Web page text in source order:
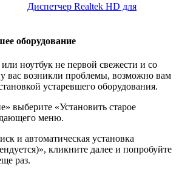
Диспетчер Realtek HD для
оборудование
ноутбук не первой свежести и со
вас возникли проблемы, возможно вам
устаревшего оборудования.
выберите «Установить старое
меню.
и автоматическая установка
кликните далее и попробуйте
раз.